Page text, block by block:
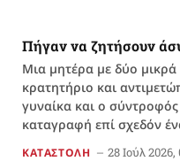
Πήγαν να ζητήσουν
Μια μητέρα με δύο
κρατητήριο και
γυναίκα και ο
καταγραφή επί σχεδόν
ΚΑΤΑΣΤΟΛΗ 28 Ιούλ 2026,